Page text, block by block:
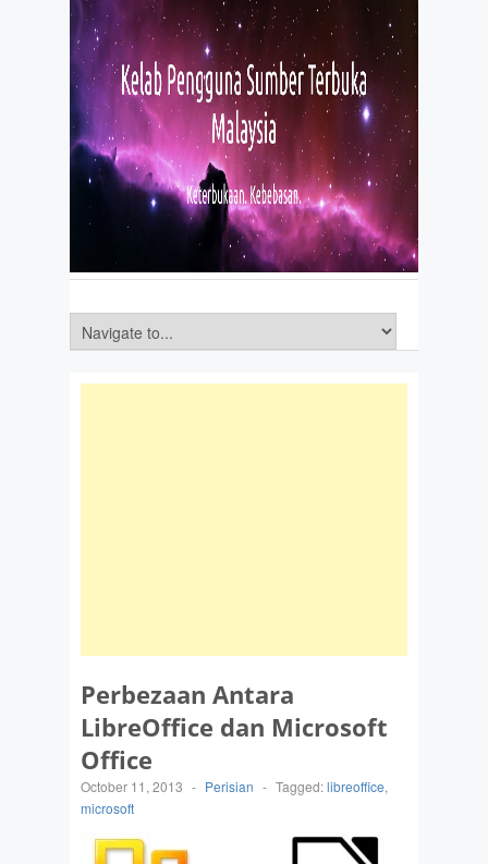
Perbezaan Antara
LibreOffice dan Microsoft
Office
October 11, 2013 - Perisian - Tagged:libreoffice,
microsoft